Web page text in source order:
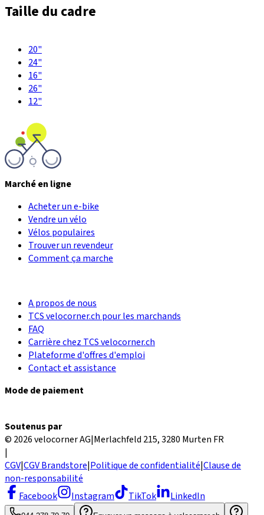
Taille du cadre
20"
24"
16"
26"
12"
Marché en ligne
Acheter un e-bike
Vendre un vélo
Vélos populaires
Trouver un revendeur
Comment ça marche
A propos de nous
TCS velocorner.ch pour les marchands
FAQ
Carrière chez TCS velocorner.ch
Plateforme d'offres d'emploi
Contact et assistance
Mode de paiement
Soutenus par
© 2026 velocorner AG|Merlachfeld 215, 3280 Murten FR
|
CGV|CGV Brandstore|Politique de confidentialité|Clause de
non-responsabilité
Facebook
Instagram TikTok LinkedIn